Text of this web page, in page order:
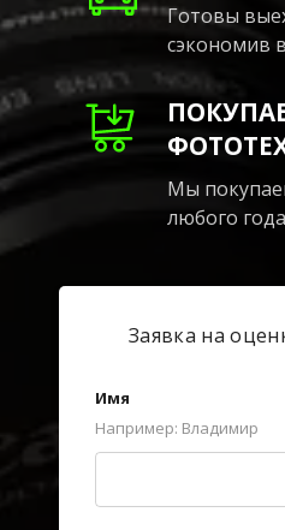
Готовы
сэкономив
Мы
любого
Заявка на
Имя
Например: Владимир